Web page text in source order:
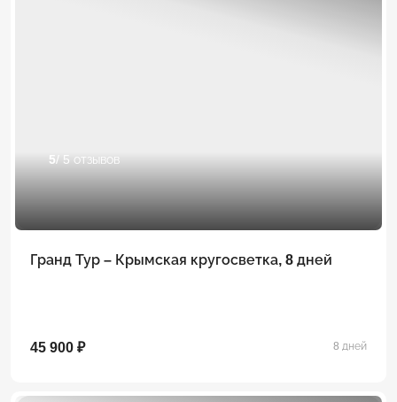
5/ 5 отзывов
Гранд Тур – Крымская кругосветка, 8 дней
45 900 ₽ 8 дней